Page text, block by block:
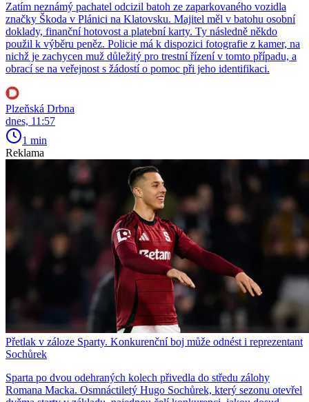
Zatím neznámý pachatel odcizil batoh ze zaparkovaného vozidla
značky Škoda v Plánici na Klatovsku. Majitel měl v batohu osobní
doklady, finanční hotovost a platební karty. Ty následně někdo
použil k výběru peněz. Policie má k dispozici fotografie z kamer, na
nichž je zachycen muž důležitý pro trestní řízení v tomto případu, a
obrací se na veřejnost s žádostí o pomoc při jeho identifikaci.
Plzeňská Drbna
dnes, 11:57
1 min
Reklama
Přetlak v záloze Sparty. Konkurenční boj může odnést i reprezentant
Sochůrek
Sparta po dvou odehraných kolech přivedla do středu zálohy
Romana Macka. Osmnáctiletý Hugo Sochůrek, který sezonu otevřel